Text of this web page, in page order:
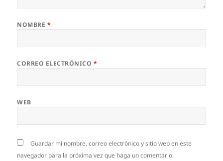
NOMBRE *
CORREO ELECTRÓNICO *
WEB
Guardar mi nombre, correo electrónico y sitio web en este
navegador para la próxima vez que haga un comentario.